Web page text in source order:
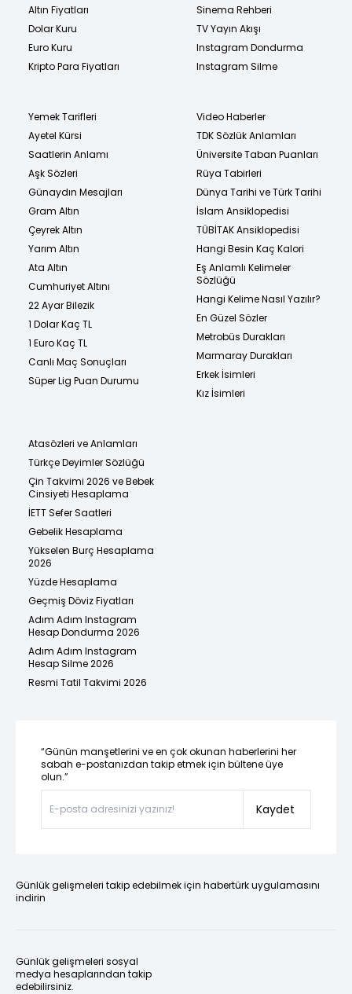
Altın Fiyatları
Dolar Kuru
Euro Kuru
Kripto Para Fiyatları
Sinema Rehberi
TV Yayın Akışı
Instagram Dondurma
Instagram Silme
Yemek Tarifleri
Ayetel Kürsi
Saatlerin Anlamı
Aşk Sözleri
Günaydın Mesajları
Gram Altın
Çeyrek Altın
Yarım Altın
Ata Altın
Cumhuriyet Altını
22 Ayar Bilezik
1 Dolar Kaç TL
1 Euro Kaç TL
Canlı Maç Sonuçları
Süper Lig Puan Durumu
Video Haberler
TDK Sözlük Anlamları
Üniversite Taban Puanları
Rüya Tabirleri
Dünya Tarihi ve Türk Tarihi
İslam Ansiklopedisi
TÜBİTAK Ansiklopedisi
Hangi Besin Kaç Kalori
Eş Anlamlı Kelimeler
Sözlüğü
Hangi Kelime Nasıl Yazılır?
En Güzel Sözler
Metrobüs Durakları
Marmaray Durakları
Erkek İsimleri
Kız İsimleri
Atasözleri ve Anlamları
Türkçe Deyimler Sözlüğü
Çin Takvimi 2026 ve Bebek
Cinsiyeti Hesaplama
İETT Sefer Saatleri
Gebelik Hesaplama
Yükselen Burç Hesaplama
2026
Yüzde Hesaplama
Geçmiş Döviz Fiyatları
Adım Adım Instagram
Hesap Dondurma 2026
Adım Adım Instagram
Hesap Silme 2026
Resmi Tatil Takvimi 2026
“Günün manşetlerini ve en çok okunan haberlerini her
sabah e-postanızdan takip etmek için bültene üye
olun.”
Kaydet
Günlük gelişmeleri takip edebilmek için habertürk uygulamasını
indirin
Günlük gelişmeleri sosyal
medya hesaplarından takip
edebilirsiniz.